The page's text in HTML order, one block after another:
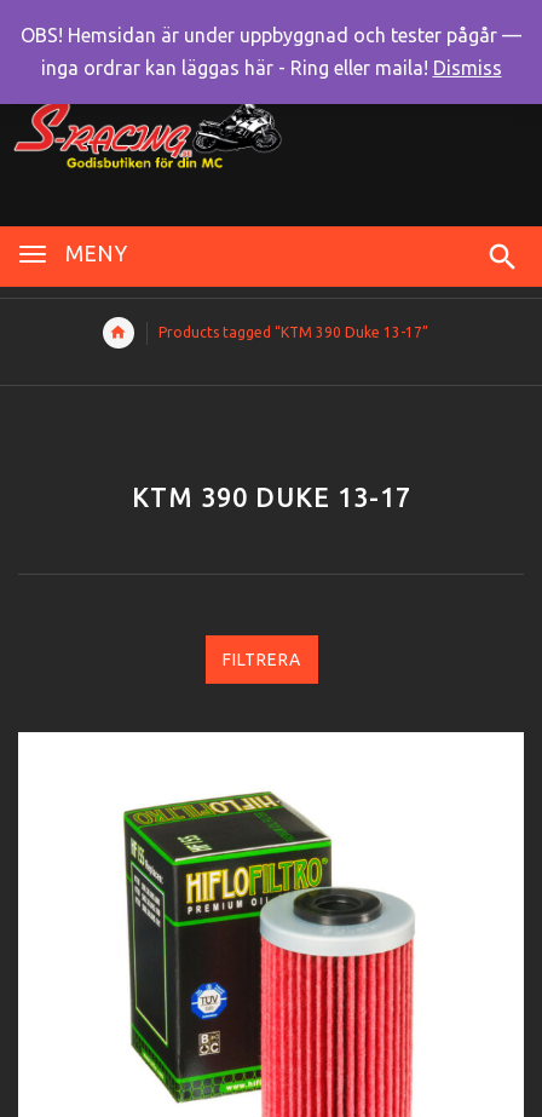
MENY
Products tagged “KTM 390 Duke 13-17”
KTM 390 DUKE 13-17
FILTRERA
OBS! Hemsidan är under uppbyggnad och tester pågår —
inga ordrar kan läggas här - Ring eller maila! Dismiss